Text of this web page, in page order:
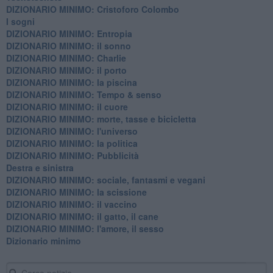
DIZIONARIO MINIMO: Cristoforo Colombo
I sogni
DIZIONARIO MINIMO: Entropia
DIZIONARIO MINIMO: il sonno
DIZIONARIO MINIMO: Charlie
DIZIONARIO MINIMO: il porto
DIZIONARIO MINIMO: la piscina
DIZIONARIO MINIMO: Tempo & senso
DIZIONARIO MINIMO: il cuore
DIZIONARIO MINIMO: morte, tasse e bicicletta
DIZIONARIO MINIMO: l'universo
DIZIONARIO MINIMO: la politica
DIZIONARIO MINIMO: Pubblicità
Destra e sinistra
DIZIONARIO MINIMO: sociale, fantasmi e vegani
DIZIONARIO MINIMO: la scissione
DIZIONARIO MINIMO: il vaccino
DIZIONARIO MINIMO: il gatto, il cane
DIZIONARIO MINIMO: l'amore, il sesso
Dizionario minimo